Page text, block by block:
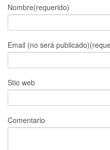
Nombre(requerido)
Email (no será
Stio web
Comentario